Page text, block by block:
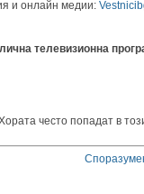
и онлайн медии:
телевизионна
често попадат в